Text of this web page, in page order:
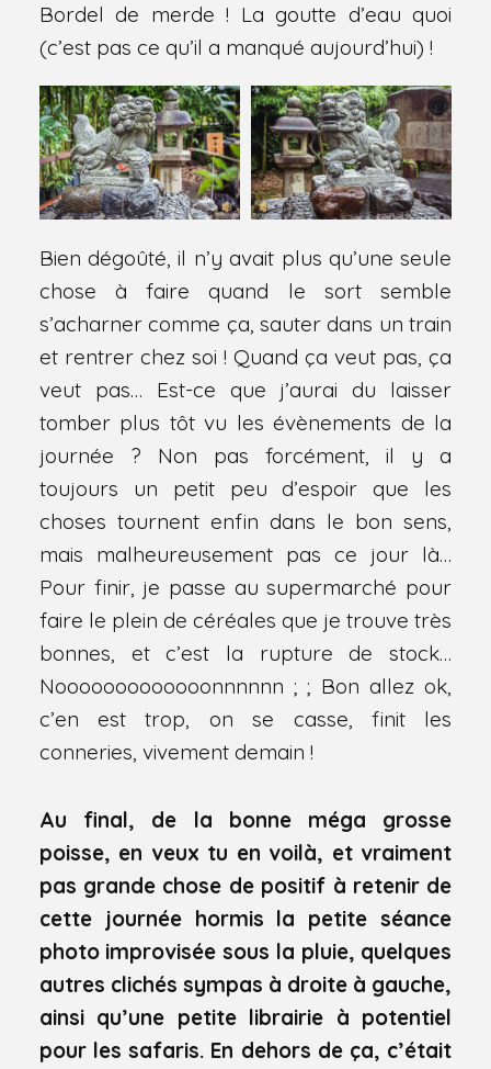
Bordel de merde ! La goutte d’eau quoi
(c’est pas ce qu’il a manqué aujourd’hui) !
Bien dégoûté, il n’y avait plus qu’une seule
chose à faire quand le sort semble
s’acharner comme ça, sauter dans un train
et rentrer chez soi ! Quand ça veut pas, ça
veut pas… Est-ce que j’aurai du laisser
tomber plus tôt vu les évènements de la
journée ? Non pas forcément, il y a
toujours un petit peu d’espoir que les
choses tournent enfin dans le bon sens,
mais malheureusement pas ce jour là…
Pour finir, je passe au supermarché pour
faire le plein de céréales que je trouve très
bonnes, et c’est la rupture de stock…
Nooooooooooooonnnnnn ; ; Bon allez ok,
c’en est trop, on se casse, finit les
conneries, vivement demain !
Au final, de la bonne méga grosse
poisse, en veux tu en voilà, et vraiment
pas grande chose de positif à retenir de
cette journée hormis la petite séance
photo improvisée sous la pluie, quelques
autres clichés sympas à droite à gauche,
ainsi qu’une petite librairie à potentiel
pour les safaris. En dehors de ça, c’était